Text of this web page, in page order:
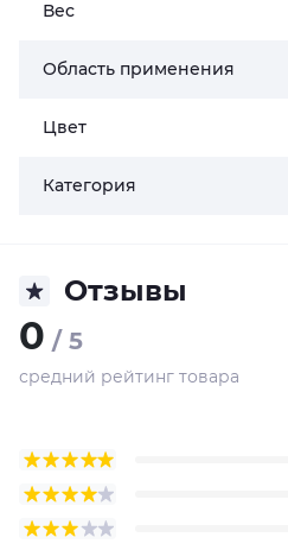
Вес
Область применения
Цвет
Категория
Отзывы
0 / 5
средний рейтинг товара